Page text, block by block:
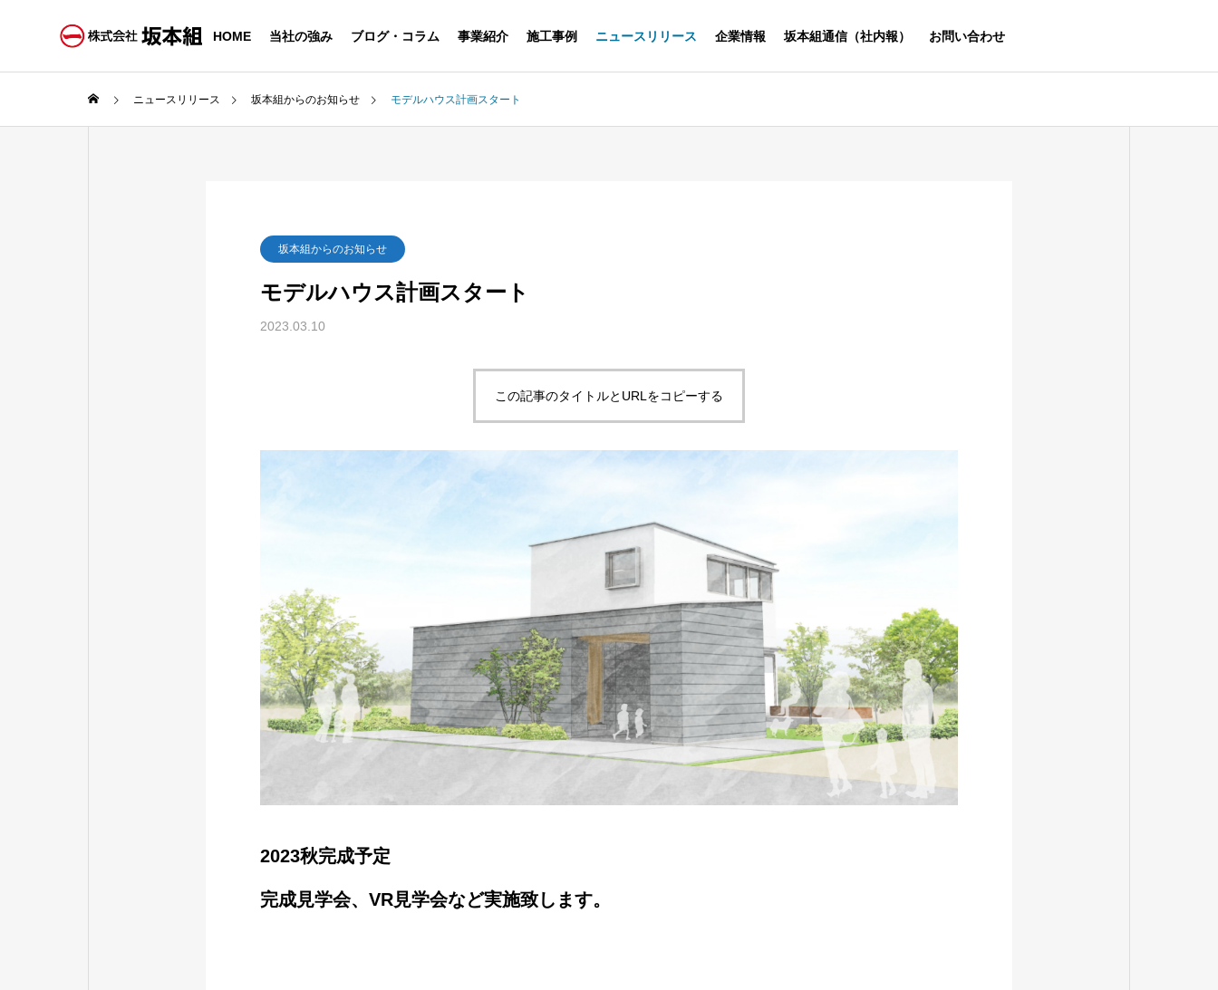
HOME 当社の強み ブログ・コラム 事業紹介 施工事例 ニュースリリース 企業情報 坂本組通信（社内報） お問い合わせ
ニュースリリース 坂本組からのお知らせ モデルハウス計画スタート
坂本組からのお知らせ
モデルハウス計画スタート
2023.03.10
この記事のタイトルとURLをコピーする
2023秋完成予定
完成見学会、VR見学会など実施致します。